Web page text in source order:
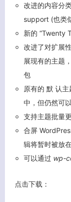
改进的内容分
support (也类
新的 “Twenty
改进了对扩展
展现有的主题
包
原有的 默 认
中，但仍然可
支持主题批量
合屏
辑将暂时被放
可以通过 wp-
点击下载：